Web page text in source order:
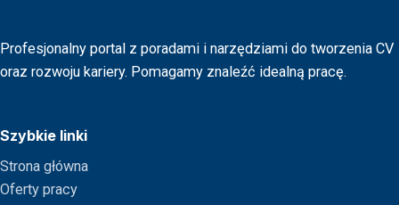
Profesjonalny portal z poradami i narzędziami do tworzenia CV
oraz rozwoju kariery. Pomagamy znaleźć idealną pracę.
Szybkie linki
Strona główna
Oferty pracy